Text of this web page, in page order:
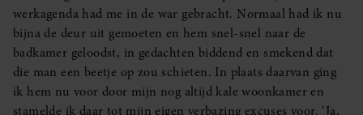
werkagenda had me in de war gebracht. Normaal had ik nu
bijna de deur uit gemoeten en hem snel-snel naar de
badkamer geloodst, in gedachten biddend en smekend dat
die man een beetje op zou schieten. In plaats daarvan ging
ik hem nu voor door mijn nog altijd kale woonkamer en
stamelde ik daar tot mijn eigen verbazing excuses voor. ‘Ja,